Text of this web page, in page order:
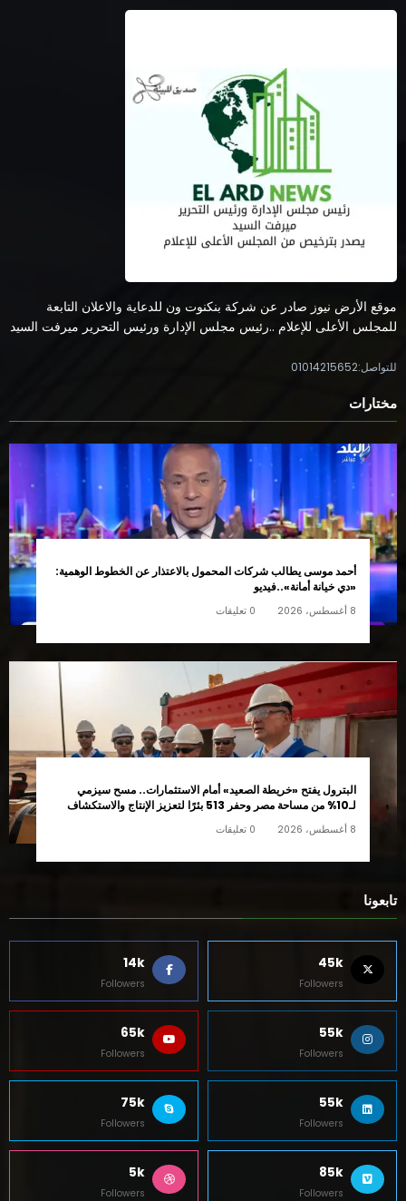
Inclusion and Customer-Centric Approach
موقع الأرض نيوز صادر عن شركة بنكنوت ون للدعاية والاعلان التابعة
للمجلس الأعلى للإعلام ..رئيس مجلس الإدارة ورئيس التحرير ميرفت السيد
للتواصل:01014215652
مختارات
«دي خيانة أمانة»..فيديو
8 أغسطس، 2026 0 تعليقات
البترول يفتح «خريطة الصعيد» أمام الاستثمارات.. مسح سيزمي
لـ10% من مساحة مصر وحفر 513 بئرًا لتعزيز الإنتاج والاستكشاف
8 أغسطس، 2026
تابعونا
Followers
Followers